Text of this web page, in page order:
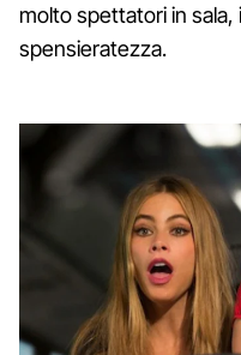
molto spettatori in sala,
spensieratezza.